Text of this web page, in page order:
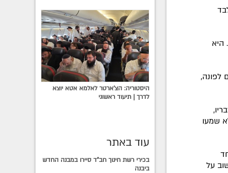
מלבד
היא
לפונה,
לא שמעו
על
היסטוריה: הצ'ארטר לאלמא אטא יוצא
לדרך | תיעוד ראשוני
עוד באתר
בכירי רשת חינוך חב"ד סיירו במבנה החדש
ביבנה